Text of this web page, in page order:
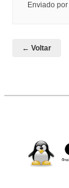
Enviado por
← Voltar